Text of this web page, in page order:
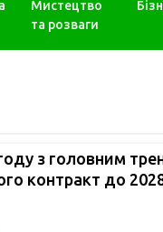
Мистецтво
та розваги
з головним
контракт до